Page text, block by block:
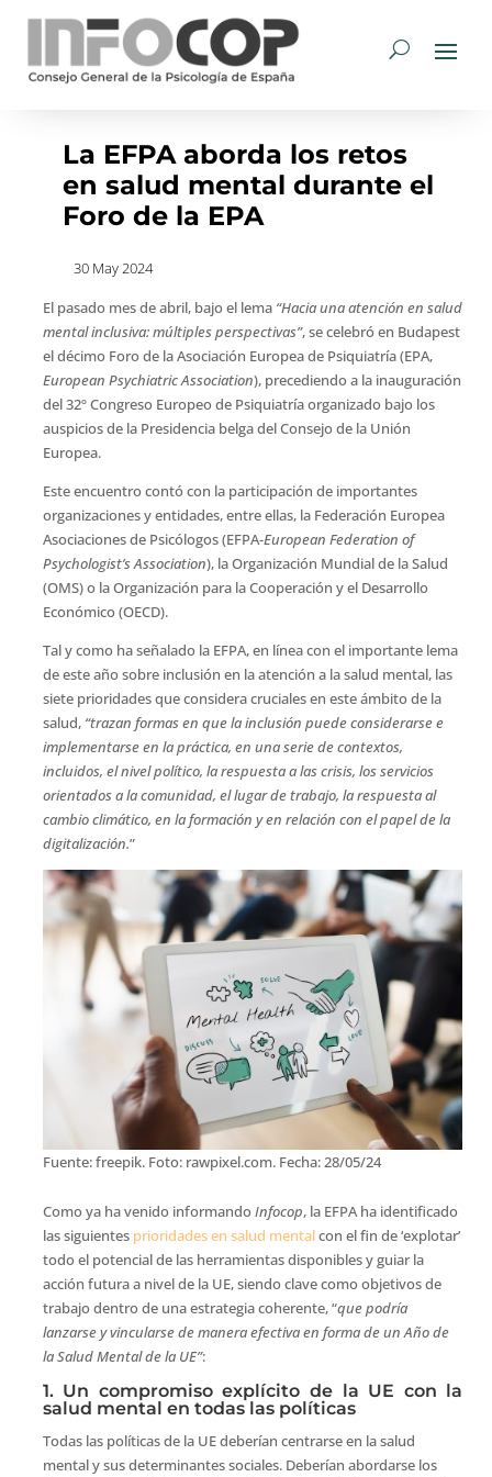
La EFPA aborda los retos
en salud mental durante el
Foro de la EPA
30 May 2024
El pasado mes de abril, bajo el lema “Hacia una atención en salud
mental inclusiva: múltiples perspectivas”, se celebró en Budapest
el décimo Foro de la Asociación Europea de Psiquiatría (EPA,
European Psychiatric Association), precediendo a la inauguración
del 32º Congreso Europeo de Psiquiatría organizado bajo los
auspicios de la Presidencia belga del Consejo de la Unión
Europea.
Este encuentro contó con la participación de importantes
organizaciones y entidades, entre ellas, la Federación Europea
Asociaciones de Psicólogos (EFPA-European Federation of
Psychologist’s Association), la Organización Mundial de la Salud
(OMS) o la Organización para la Cooperación y el Desarrollo
Económico (OECD).
Tal y como ha señalado la EFPA, en línea con el importante lema
de este año sobre inclusión en la atención a la salud mental, las
siete prioridades que considera cruciales en este ámbito de la
salud, “trazan formas en que la inclusión puede considerarse e
implementarse en la práctica, en una serie de contextos,
incluidos, el nivel político, la respuesta a las crisis, los servicios
orientados a la comunidad, el lugar de trabajo, la respuesta al
cambio climático, en la formación y en relación con el papel de la
digitalización.”
Fuente: freepik. Foto: rawpixel.com. Fecha: 28/05/24
Como ya ha venido informandoInfocop, la EFPA ha identificado
las siguientes prioridades en salud mentalcon el fin de ‘explotar’
todo el potencial de las herramientas disponibles y guiar la
acción futura a nivel de la UE, siendo clave como objetivos de
trabajo dentro de una estrategia coherente, “que podría
lanzarse y vincularse de manera efectiva en forma de un Año de
la Salud Mental de la UE”:
1. Un compromiso explícito de la UE con la
salud mental en todas las políticas
Todas las políticas de la UE deberían centrarse en la salud
mental y sus determinantes sociales. Deberían abordarse los